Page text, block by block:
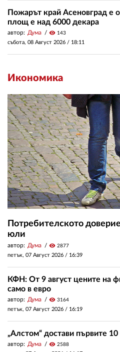
Пожарът край Асеновград е
площ е над 6000 декара
автор: Дума visibility 143
събота, 08 Август 2026 / 18:11
Икономика
Потребителското
юли
автор: Дума visibility 2877
петък, 07 Август 2026 / 16:39
КФН: От 9 август цените на
само в евро
автор: Дума visibility 3164
петък, 07 Август 2026 / 16:19
„Алстом“ достави първите
автор: Дума visibility 2588